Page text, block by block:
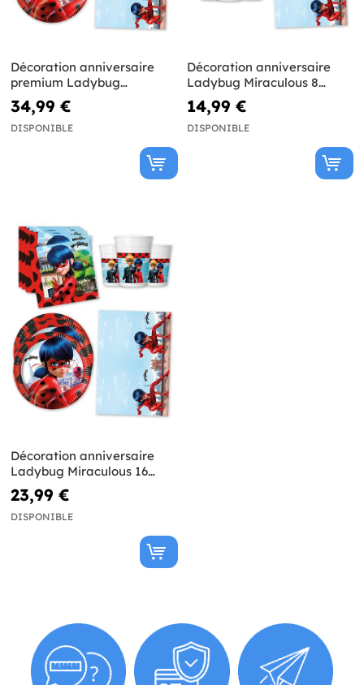
Décoration anniversaire
premium Ladybug
Miraculous 16 personnes
34,99 €
DISPONIBLE
Décoration anniversaire
Ladybug Miraculous 8
personnes
14,99 €
DISPONIBLE
Décoration anniversaire
Ladybug Miraculous 16
personnes
23,99 €
DISPONIBLE